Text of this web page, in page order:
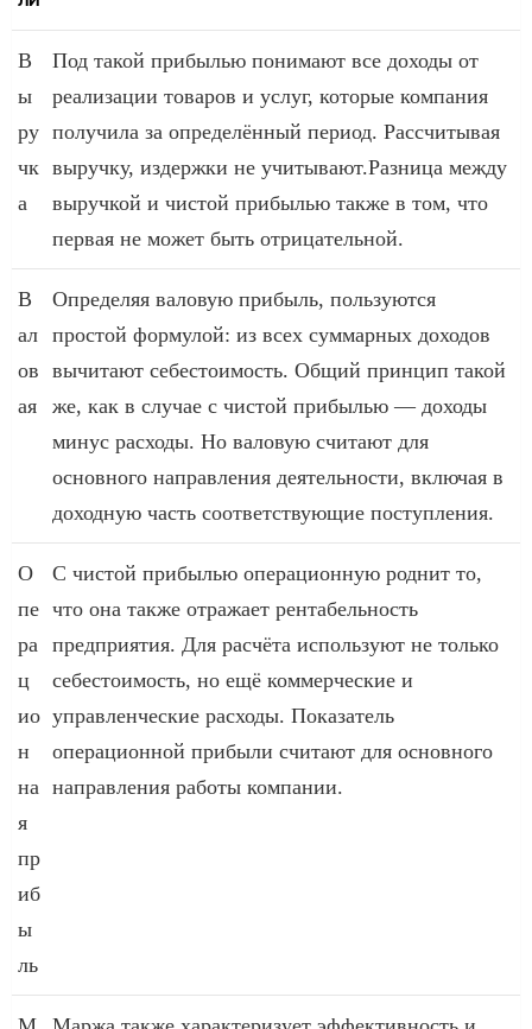
В
ы
ру
чк
а
Под такой прибылью понимают все доходы от
реализации товаров и услуг, которые компания
получила за определённый период. Рассчитывая
выручку, издержки не учитывают.Разница между
выручкой и чистой прибылью также в том, что
первая не может быть отрицательной.
В
ал
ов
ая
Определяя валовую прибыль, пользуются
простой формулой: из всех суммарных доходов
вычитают себестоимость. Общий принцип такой
же, как в случае с чистой прибылью — доходы
минус расходы. Но валовую считают для
основного направления деятельности, включая в
доходную часть соответствующие поступления.
О
пе
ра
ц
ио
н
на
я
пр
иб
ы
ль
С чистой прибылью операционную роднит то,
что она также отражает рентабельность
предприятия. Для расчёта используют не только
себестоимость, но ещё коммерческие и
управленческие расходы. Показатель
операционной прибыли считают для основного
направления работы компании.